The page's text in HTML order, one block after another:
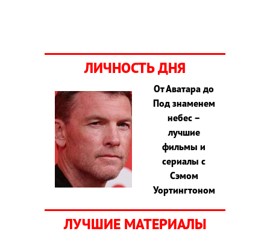
ЛИЧНОСТЬ ДНЯ
От Аватара до
Под знаменем
небес –
лучшие
фильмы и
сериалы с
Сэмом
Уортингтоном
ЛУЧШИЕ МАТЕРИАЛЫ